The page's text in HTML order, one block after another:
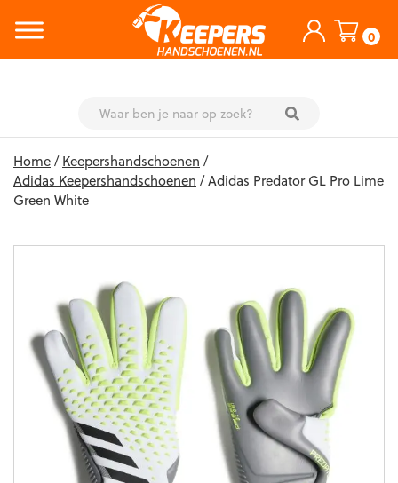
0
content
Home/Keepershandschoenen /
Adidas Keepershandschoenen / Adidas Predator GL Pro Lime
Green White